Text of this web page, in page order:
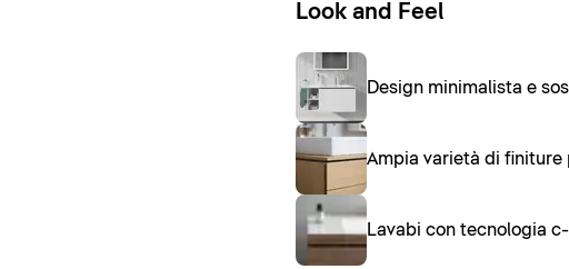
Look and Feel
Design minimalista e
Ampia varietà di
Lavabi con tecnologia